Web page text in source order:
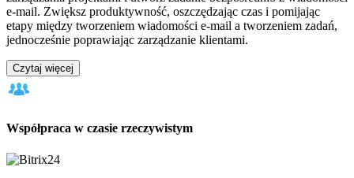
e-mail. Zwiększ produktywność, oszczędzając czas i pomijając
etapy między tworzeniem wiadomości e-mail a tworzeniem zadań,
jednocześnie poprawiając zarządzanie klientami.
Czytaj więcej
Współpraca w czasie rzeczywistym